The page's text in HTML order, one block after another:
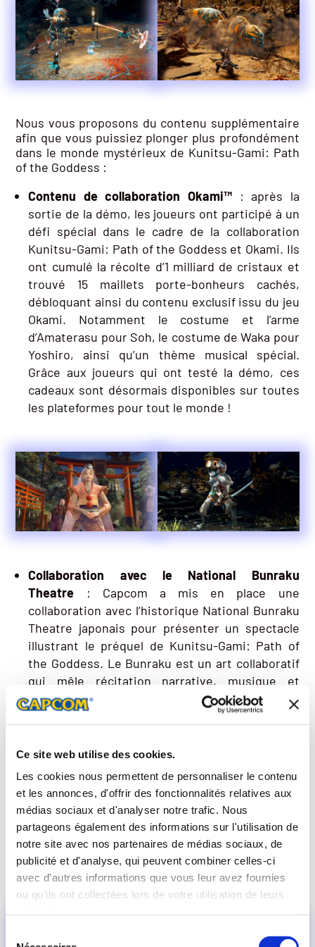
Ce site web utilise des cookies.
Les cookies nous permettent de personnaliser le contenu
et les annonces, d'offrir des fonctionnalités relatives aux
médias sociaux et d'analyser notre trafic. Nous
partageons également des informations sur l'utilisation de
notre site avec nos partenaires de médias sociaux, de
publicité et d'analyse, qui peuvent combiner celles-ci
avec d'autres informations que vous leur avez fournies
ou qu'ils ont collectées lors de votre utilisation de leurs
Nous vous proposons du contenu supplémentaire
afin que vous puissiez plonger plus profondément
dans le monde mystérieux de Kunitsu-Gami: Path
of the Goddess :
Contenu de collaboration Okami™ : après la
sortie de la démo, les joueurs ont participé à un
défi spécial dans le cadre de la collaboration
Kunitsu-Gami: Path of the Goddess et Okami. Ils
ont cumulé la récolte d’1 milliard de cristaux et
trouvé 15 maillets porte-bonheurs cachés,
débloquant ainsi du contenu exclusif issu du jeu
Okami. Notamment le costume et l’arme
d’Amaterasu pour Soh, le costume de Waka pour
Yoshiro, ainsi qu’un thème musical spécial.
Grâce aux joueurs qui ont testé la démo, ces
cadeaux sont désormais disponibles sur toutes
les plateformes pour tout le monde !
Collaboration avec le National Bunraku
Theatre : Capcom a mis en place une
collaboration avec l’historique National Bunraku
Theatre japonais pour présenter un spectacle
illustrant le préquel de Kunitsu-Gami: Path of
the Goddess. Le Bunraku est un art collaboratif
qui mêle récitation narrative, musique et
marionnettes. Le maître marionnettiste et
trésor national japonais KIRITAKE Kanjuro a
Cérémonie de la divinité : le destin de la miko
Des marionnettes spéciales ont été créées pour
représenter Soh et la miko en utilisant les
techniques traditionnelles des artistes du
Bunraku. Cette représentation qui permet de se
plonger dans l’histoire de Soh et Yoshiro,peut
être visionnées sur la chaîne YouTube officielle
de Capcom France.